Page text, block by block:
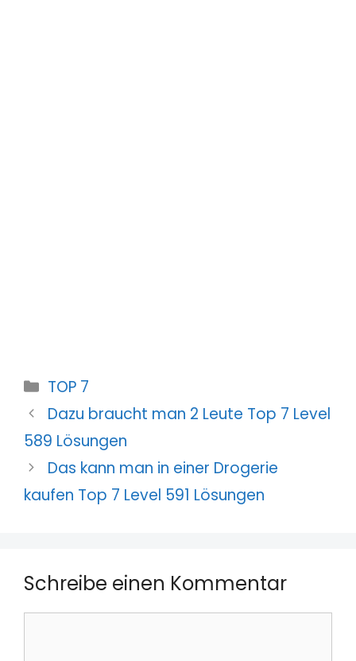
Kategorien
TOP 7
Dazu braucht man 2 Leute Top 7 Level
589 Lösungen
Das kann man in einer Drogerie
kaufen Top 7 Level 591 Lösungen
Schreibe einen Kommentar